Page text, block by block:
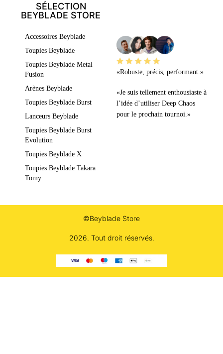
SÉLECTION
BEYBLADE STORE
Accessoires Beyblade
Toupies Beyblade
Toupies Beyblade Metal
Fusion
Arènes Beyblade
Toupies Beyblade Burst
Lanceurs Beyblade
Toupies Beyblade Burst
Evolution
Toupies Beyblade X
Toupies Beyblade Takara
Tomy
«Robuste, précis, performant.»
«Je suis tellement enthousiaste à
l’idée d’utiliser Deep Chaos
pour le prochain tournoi.»
©Beyblade Store
2026. Tout droit réservés.